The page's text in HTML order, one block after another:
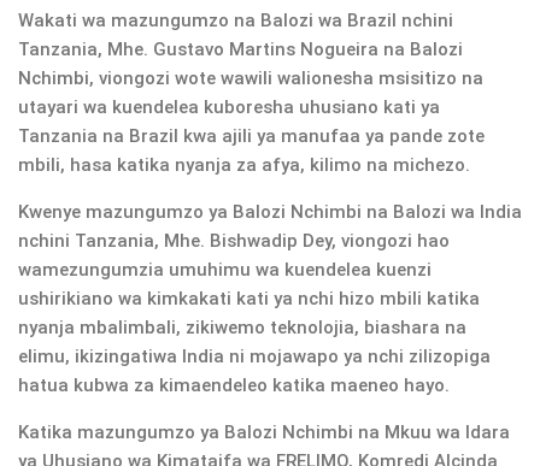
Wakati wa mazungumzo na Balozi wa Brazil nchini
Tanzania, Mhe. Gustavo Martins Nogueira na Balozi
Nchimbi, viongozi wote wawili walionesha msisitizo na
utayari wa kuendelea kuboresha uhusiano kati ya
Tanzania na Brazil kwa ajili ya manufaa ya pande zote
mbili, hasa katika nyanja za afya, kilimo na michezo.
Kwenye mazungumzo ya Balozi Nchimbi na Balozi wa India
nchini Tanzania, Mhe. Bishwadip Dey, viongozi hao
wamezungumzia umuhimu wa kuendelea kuenzi
ushirikiano wa kimkakati kati ya nchi hizo mbili katika
nyanja mbalimbali, zikiwemo teknolojia, biashara na
elimu, ikizingatiwa India ni mojawapo ya nchi zilizopiga
hatua kubwa za kimaendeleo katika maeneo hayo.
Katika mazungumzo ya Balozi Nchimbi na Mkuu wa Idara
ya Uhusiano wa Kimataifa wa FRELIMO, Komredi Alcinda